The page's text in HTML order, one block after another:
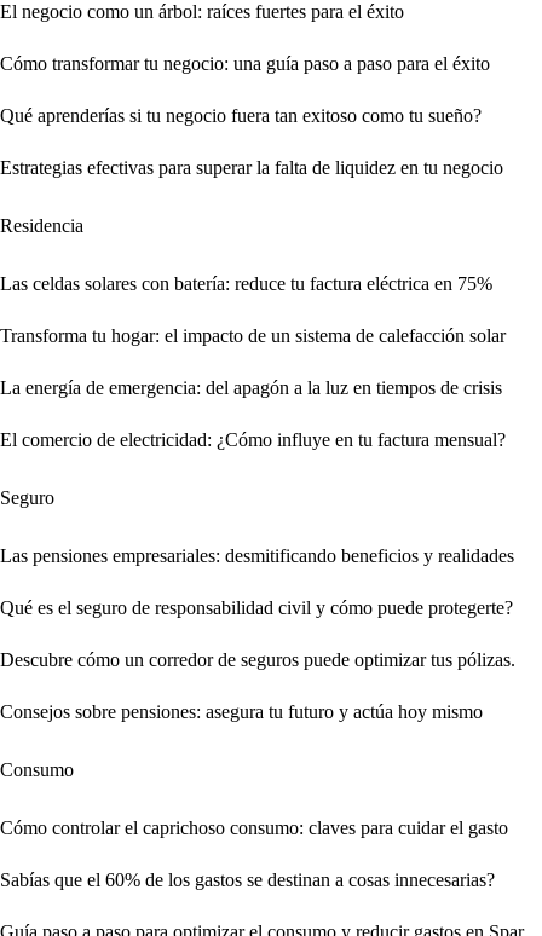
El negocio como un árbol: raíces fuertes para el éxito
Cómo transformar tu negocio: una guía paso a paso para el éxito
Qué aprenderías si tu negocio fuera tan exitoso como tu sueño?
Estrategias efectivas para superar la falta de liquidez en tu negocio
Residencia
Las celdas solares con batería: reduce tu factura eléctrica en 75%
Transforma tu hogar: el impacto de un sistema de calefacción solar
La energía de emergencia: del apagón a la luz en tiempos de crisis
El comercio de electricidad: ¿Cómo influye en tu factura mensual?
Seguro
Las pensiones empresariales: desmitificando beneficios y realidades
Qué es el seguro de responsabilidad civil y cómo puede protegerte?
Descubre cómo un corredor de seguros puede optimizar tus pólizas.
Consejos sobre pensiones: asegura tu futuro y actúa hoy mismo
Consumo
Cómo controlar el caprichoso consumo: claves para cuidar el gasto
Sabías que el 60% de los gastos se destinan a cosas innecesarias?
Guía paso a paso para optimizar el consumo y reducir gastos en Spar